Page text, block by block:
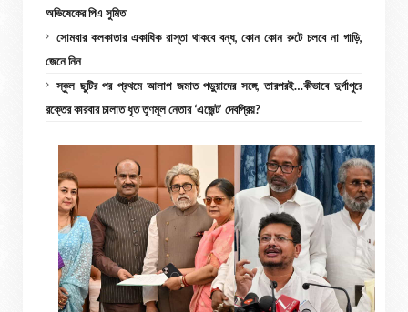
অভিষেকের পিএ সুমিত
সোমবার কলকাতার একাধিক রাস্তা থাকবে বন্ধ, কোন কোন রুটে চলবে না গাড়ি,
জেনে নিন
স্কুল ছুটির পর প্রথমে আলাপ জমাত পড়ুয়াদের সঙ্গে, তারপরই…কীভাবে দুর্গাপুরে
রক্তের কারবার চালাত ধৃত তৃণমূল নেতার ‘এজেন্ট’ দেবপ্রিয়?